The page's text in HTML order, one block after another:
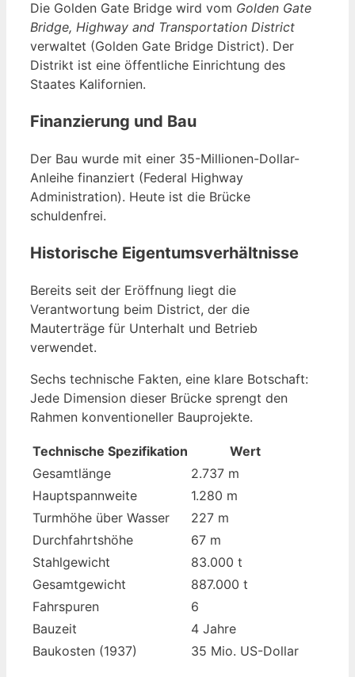
Die Golden Gate Bridge wird vom Golden Gate
Bridge, Highway and Transportation District
verwaltet (Golden Gate Bridge District). Der
Distrikt ist eine öffentliche Einrichtung des
Staates Kalifornien.
Finanzierung und Bau
Der Bau wurde mit einer 35-Millionen-Dollar-
Anleihe finanziert (Federal Highway
Administration). Heute ist die Brücke
schuldenfrei.
Historische Eigentumsverhältnisse
Bereits seit der Eröffnung liegt die
Verantwortung beim District, der die
Mauterträge für Unterhalt und Betrieb
verwendet.
Sechs technische Fakten, eine klare Botschaft:
Jede Dimension dieser Brücke sprengt den
Rahmen konventioneller Bauprojekte.
Technische Spezifikation
Wert
Gesamtlänge
2.737 m
Hauptspannweite
1.280 m
Turmhöhe über Wasser
227 m
Durchfahrtshöhe
67 m
Stahlgewicht
83.000 t
Gesamtgewicht
887.000 t
Fahrspuren
6
Bauzeit
4 Jahre
Baukosten (1937)
35 Mio. US-Dollar